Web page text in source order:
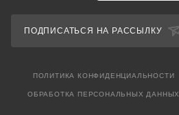
ПОДПИСАТЬСЯ НА РАССЫЛКУ
ПОЛИТИКА КОНФИДЕНЦИАЛЬНОСТИ
ОБРАБОТКА ПЕРСОНАЛЬНЫХ ДАННЫХ